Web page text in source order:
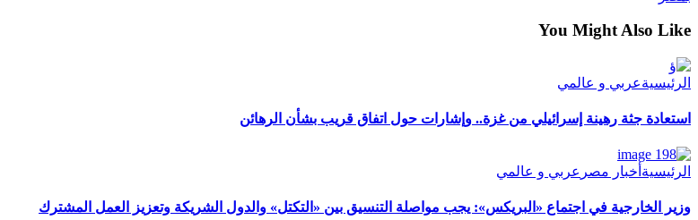
You Might Also Like
الرئيسيةعربي و عالمي
استعادة جثة رهينة إسرائيلي من غزة.. وإشارات حول اتفاق قريب بشأن الرهائن
الرئيسية أخبار مصر عربي و عالمي
وزير الخارجية في اجتماع «البريكس»: يجب مواصلة التنسيق بين «التكتل» والدول الشريكة وتعزيز العمل المشترك